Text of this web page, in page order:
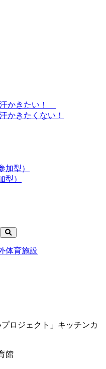
かきたい！
かきたくない！
加型）
型）
ロジェクト」キッチンカ
館